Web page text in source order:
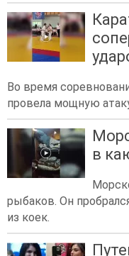
Во время
провела мощную
в
рыбаков. Он
из коек.